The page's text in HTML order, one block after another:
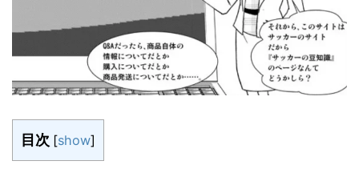
目次 [show]